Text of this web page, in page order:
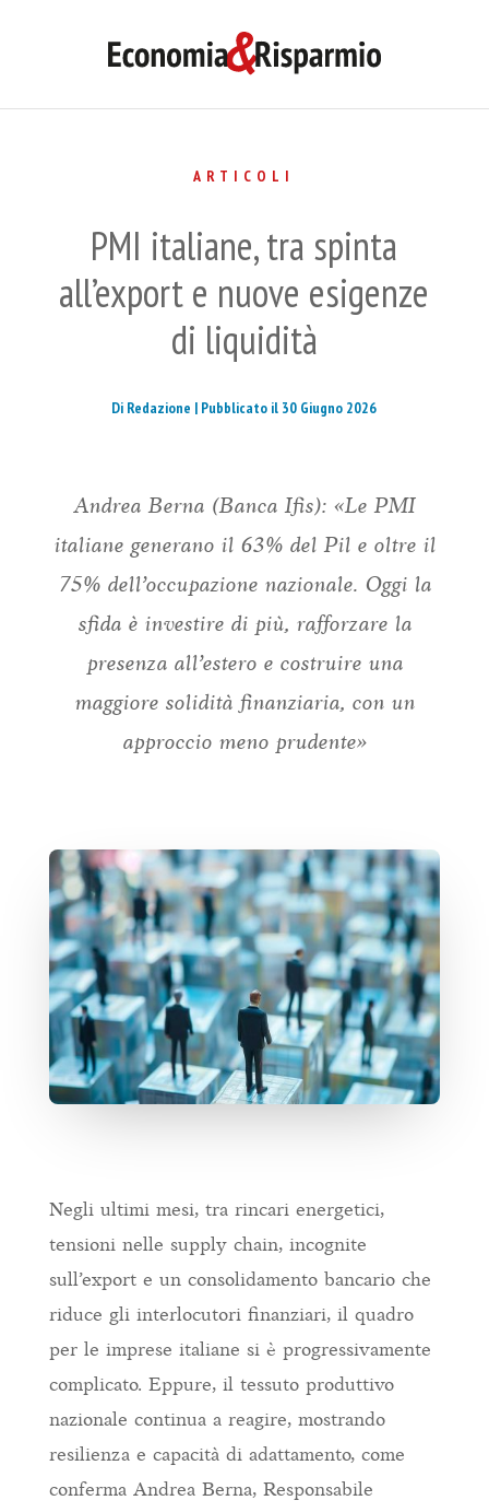
ARTICOLI
PMI italiane, tra spinta
all’export e nuove esigenze
di liquidità
Di Redazione | Pubblicato il 30 Giugno 2026
Andrea Berna (Banca Ifis): «Le PMI
italiane generano il 63% del Pil e oltre il
75% dell’occupazione nazionale. Oggi la
sfida è investire di più, rafforzare la
presenza all’estero e costruire una
maggiore solidità finanziaria, con un
approccio meno prudente»
Negli ultimi mesi, tra rincari energetici,
tensioni nelle supply chain, incognite
sull’export e un consolidamento bancario che
riduce gli interlocutori finanziari, il quadro
per le imprese italiane si è progressivamente
complicato. Eppure, il tessuto produttivo
nazionale continua a reagire, mostrando
resilienza e capacità di adattamento, come
conferma Andrea Berna, Responsabile